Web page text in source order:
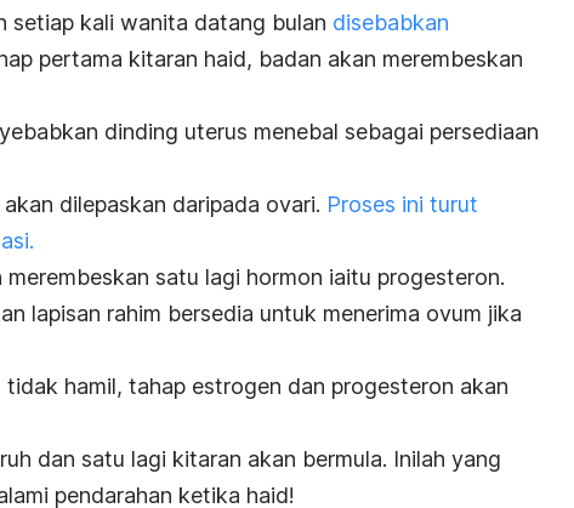
setiap kali wanita datang bulan disebabkan
pertama kitaran haid, badan akan merembeskan
dinding uterus menebal sebagai persediaan
dilepaskan daripada ovari. Proses ini turut
satu lagi hormon iaitu progesteron.
lapisan rahim bersedia untuk menerima ovum jika
hamil, tahap estrogen dan progesteron akan
dan satu lagi kitaran akan bermula. Inilah yang
pendarahan ketika haid!